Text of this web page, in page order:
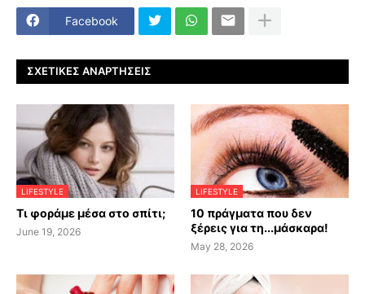
Facebook
ΣΧΕΤΙΚΈΣ ΑΝΑΡΤΉΣΕΙΣ
LIFESTYLE
Τι φοράμε μέσα στο σπίτι;
June 19, 2026
LIFESTYLE
10 πράγματα που δεν
ξέρεις για τη...μάσκαρα!
May 28, 2026